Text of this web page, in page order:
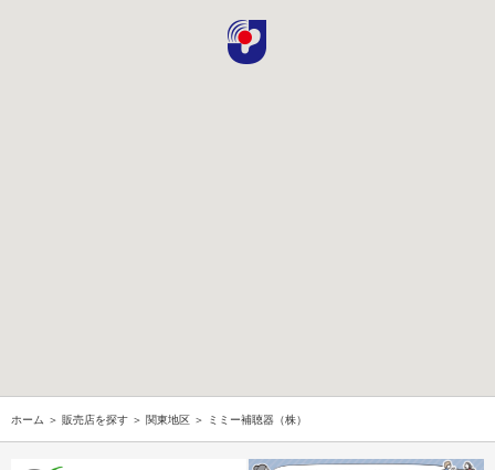
ホーム ＞ 販売店を探す ＞ 関東地区 ＞ ミミー補聴器（株）